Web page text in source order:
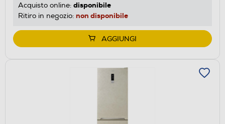
energetico
Youreko.
Acquisto online: disponibile
Ritiro in negozio: non disponibile
AGGIUNGI